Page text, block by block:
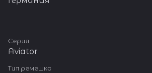
Серия
Aviator
Тип ремешка